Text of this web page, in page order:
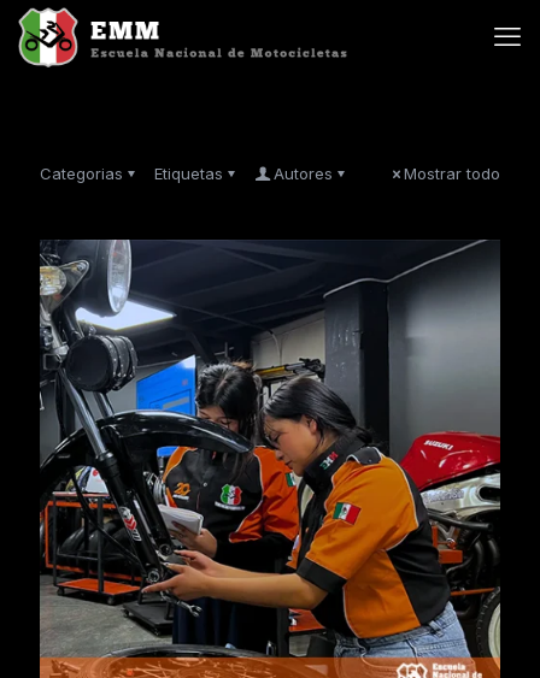
Categorias Etiquetas Autores Mostrar todo